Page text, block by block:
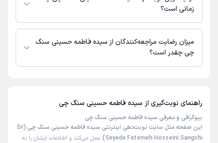
بگیرید.
زمانی است؟
زمان نوبت‌دهی و پذیرش بیماران با هماهنگی مطب مشخص می‌شود.
میزان رضایت مراجعه‌کنندگان از سیده فاطمه حسینی سنگ
چی چقدر است؟
راهنمای نوبت‌گیری از سیده فاطمه حسینی سنگ چی
بیوگرافی و معرفی سیده فاطمه حسینی سنگ چی
این صفحه مثل سایت نوبت‌دهی اینترنتی سیده فاطمه حسینی سنگ چی (Dr
Seyede Fatemeh Hosseini Sangchi)
عمل می‌کند و اطلاعات ایشان را به